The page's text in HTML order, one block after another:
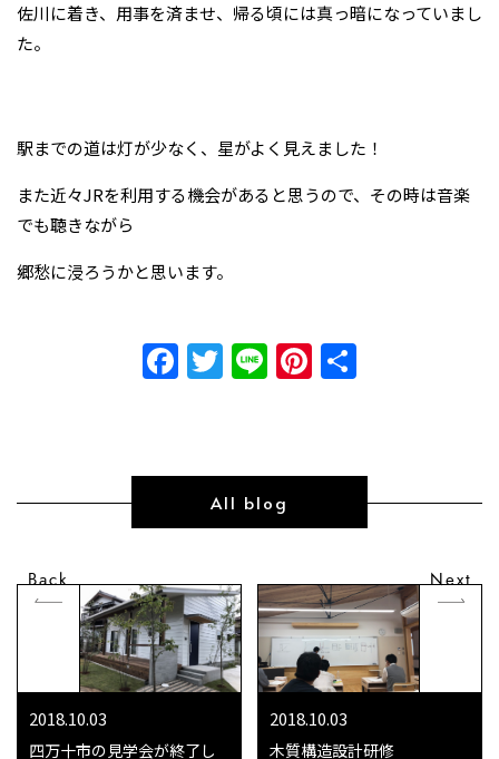
佐川に着き、用事を済ませ、帰る頃には真っ暗になっていまし
た。
駅までの道は灯が少なく、星がよく見えました！
また近々JRを利用する機会があると思うので、その時は音楽
でも聴きながら
郷愁に浸ろうかと思います。
Facebook
Twitter
LinePinterest
All blog
Back
2018.10.03
四万十市の見学会が終了し
Next
2018.10.03
木質構造設計研修